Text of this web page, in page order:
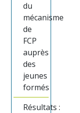
du
mécanisme
de
FCP
auprès
des
jeunes
formés
Résultats :